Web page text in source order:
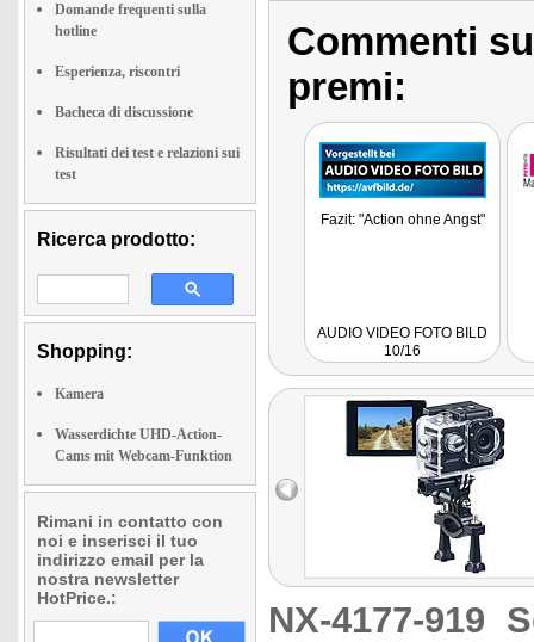
Domande frequenti sulla
hotline
Esperienza, riscontri
Bacheca di discussione
Risultati dei test e relazioni sui
test
Ricerca prodotto:
Shopping:
Kamera
Wasserdichte UHD-Action-
Cams mit Webcam-Funktion
Rimani in contatto con
noi e inserisci il tuo
indirizzo email per la
nostra newsletter
HotPrice.:
Commenti
premi:
Fazit: "Action ohne Angst"
AUDIO VIDEO FOTO BILD
10/16
NX-4177-919